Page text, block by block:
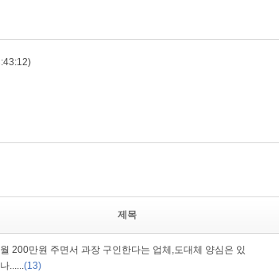
제목
월 200만원 주면서 과장 구인한다는 업체,도대체 양심은 있
나......(13)